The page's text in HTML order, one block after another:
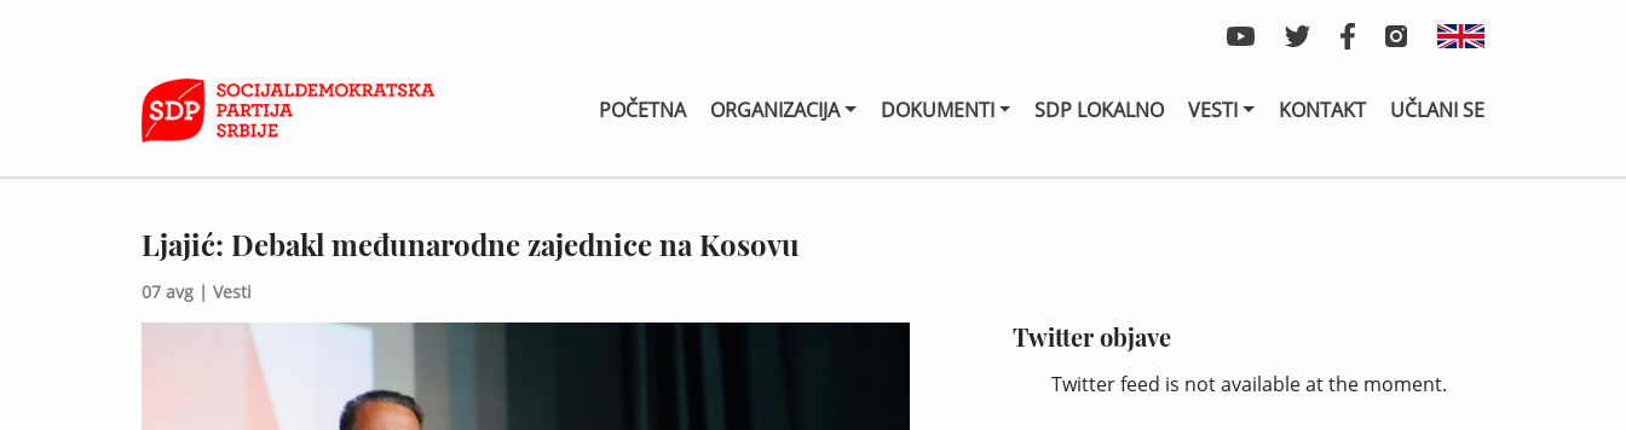
POČETNA ORGANIZACIJA DOKUMENTI SDP LOKALNO VESTI KONTAKT UČLANI SE
Ljajić: Debakl međunarodne zajednice na Kosovu
07 avg | Vesti
Twitter objave
Twitter feed is not available at the moment.